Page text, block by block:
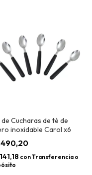
de Cucharas de té de
inoxidable Carol x6
conTransferencia o